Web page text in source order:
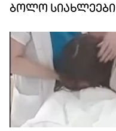
ბოლო სიახლეები